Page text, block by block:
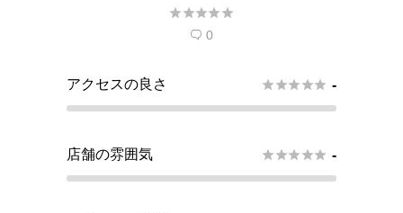
望しています。

 0
アクセスの良さ  -
店舗の雰囲気  -